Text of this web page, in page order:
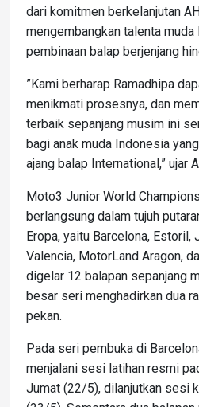
dari komitmen berkelanjutan
mengembangkan talenta
pembinaan balap berjenjang
”Kami berharap Ramadhipa
menikmati prosesnya, dan
terbaik sepanjang musim ini
bagi anak muda Indonesia
ajang balap International,” ujar
Moto3 Junior World
berlangsung dalam tujuh
Eropa, yaitu Barcelona, Estoril,
Valencia, MotorLand Aragon,
digelar 12 balapan sepanjang
besar seri menghadirkan dua
pekan.
Pada seri pembuka di
menjalani sesi latihan resmi
Jumat (22/5), dilanjutkan sesi